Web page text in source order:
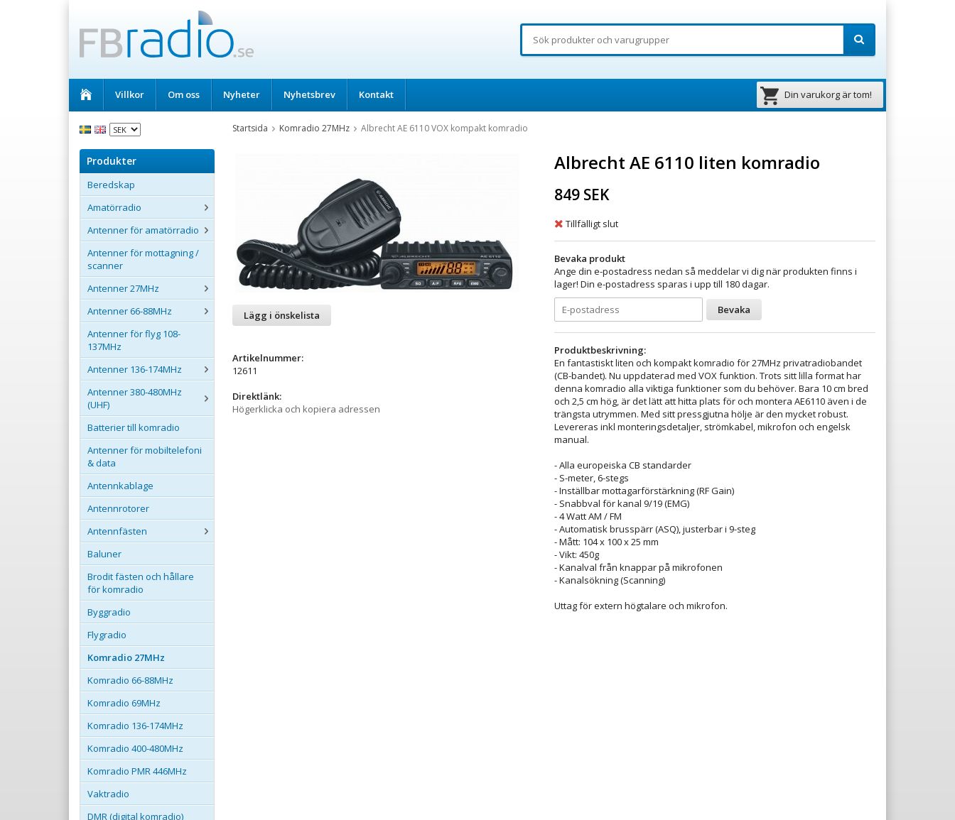
Villkor Om oss Nyheter Nyhetsbrev Kontakt Din varukorg är tom!
Produkter
Beredskap
Amatörradio
Antenner för amatörradio
Antenner för mottagning /
scanner
Antenner 27MHz
Antenner 66-88MHz
Antenner för flyg 108-
137MHz
Antenner 136-174MHz
Antenner 380-480MHz
(UHF)
Batterier till komradio
Antenner för mobiltelefoni
& data
Antennkablage
Antennrotorer
Antennfästen
Baluner
Brodit fästen och hållare
för komradio
Byggradio
Flygradio
Komradio 27MHz
Komradio 66-88MHz
Komradio 69MHz
Komradio 136-174MHz
Komradio 400-480MHz
Komradio PMR 446MHz
Vaktradio
DMR (digital komradio)
Startsida Komradio 27MHz Albrecht AE 6110 VOX kompakt komradio
Albrecht AE 6110 liten komradio
849 SEK
Tillfälligt slut
Bevaka produkt
Ange din e-postadress nedan så meddelar vi dig när produkten finns i
lager! Din e-postadress sparas i upp till 180 dagar.
Bevaka
Produktbeskrivning:
En fantastiskt liten och kompakt komradio för 27MHz privatradiobandet
(CB-bandet). Nu uppdaterad med VOX funktion. Trots sitt lilla format har
denna komradio alla viktiga funktioner som du behöver. Bara 10 cm bred
och 2,5 cm hög, är det lätt att hitta plats för och montera AE6110 även i de
trängsta utrymmen. Med sitt pressgjutna hölje är den mycket robust.
Levereras inkl monteringsdetaljer, strömkabel, mikrofon och engelsk
manual.
- Alla europeiska CB standarder
- S-meter, 6-stegs
- Inställbar mottagarförstärkning (RF Gain)
- Snabbval för kanal 9/19 (EMG)
- 4 Watt AM / FM
- Automatisk brusspärr (ASQ), justerbar i 9-steg
- Mått: 104 x 100 x 25 mm
- Vikt: 450g
- Kanalval från knappar på mikrofonen
- Kanalsökning (Scanning)
Uttag för extern högtalare och mikrofon.
Lägg i önskelista
Artikelnummer:
12611
Direktlänk:
Högerklicka och kopiera adressen